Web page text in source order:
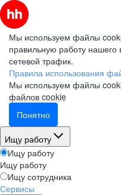
Мы используем файлы
правильную работу нашего
сетевой трафик.
Правила использования
Мы используем файлы
файлов cookie
Понятно
Ищу работу
Ищу работу
Ищу работу
Ищу сотрудника
Сервисы